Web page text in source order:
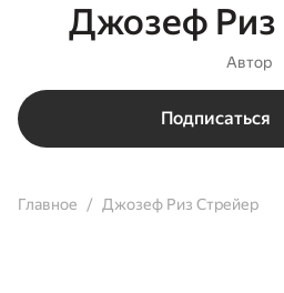
Джозеф Риз
Автор
Подписаться
Главное Джозеф Риз Стрейер